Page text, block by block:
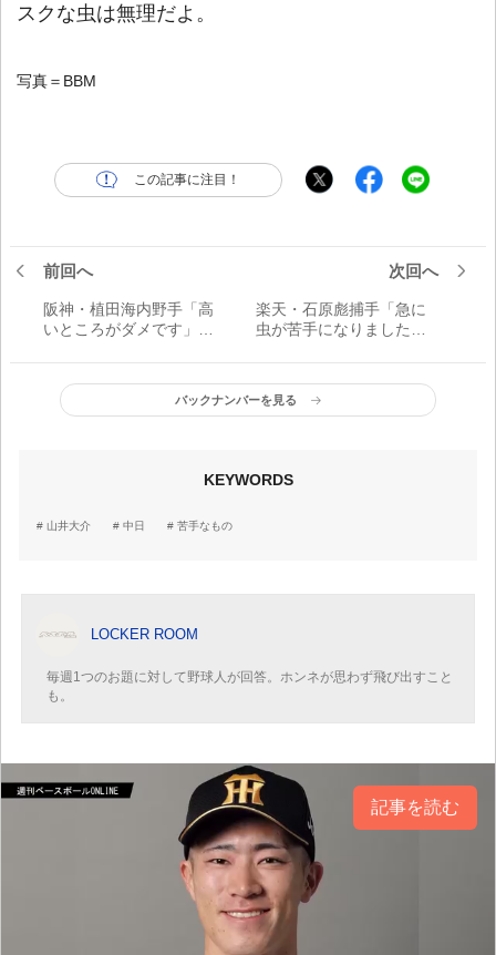
スクな虫は無理だよ。
写真＝BBM
この記事に注目！
前回へ
阪神・植田海内野手「高
いところがダメです」／
次回へ
楽天・石原彪捕手「急に
虫が苦手になりました」
バックナンバーを見る
KEYWORDS
山井大介 中日 苦手なもの
LOCKER ROOM
毎週1つのお題に対して野球人が回答。ホンネが思わず飛び出すこと
も。
記事を読む